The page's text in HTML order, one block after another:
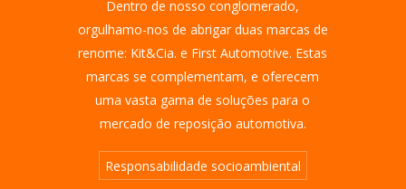
Dentro de nosso conglomerado,
orgulhamo-nos de abrigar duas marcas de
renome: Kit&Cia. e First Automotive. Estas
marcas se complementam, e oferecem
uma vasta gama de soluções para o
mercado de reposição automotiva.
Responsabilidade socioambiental